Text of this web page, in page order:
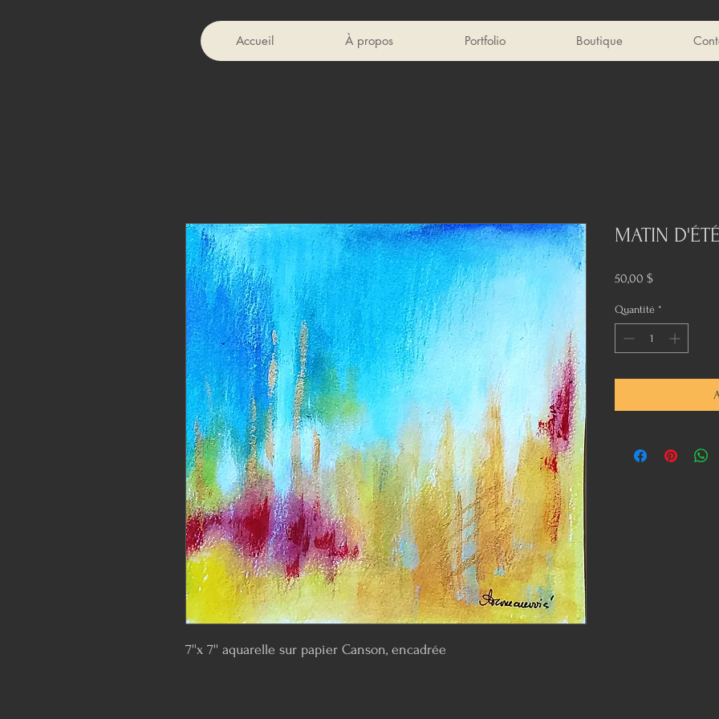
Accueil À propos Portfolio Boutique
7''x 7'' aquarelle sur papier Canson, encadrée
MATIN
50,00 $Prix
Quantité *